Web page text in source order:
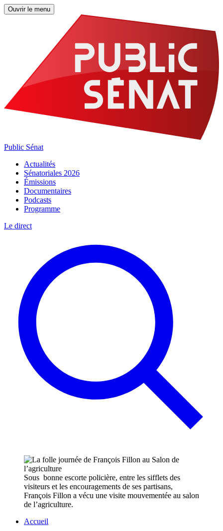
Ouvrir le menu
Public Sénat
Actualités
Sénatoriales 2026
Émissions
Documentaires
Podcasts
Programme
Le direct
Sous bonne escorte policière, entre les sifflets des
visiteurs et les encouragements de ses partisans,
François Fillon a vécu une visite mouvementée au salon
de l’agriculture.
Accueil